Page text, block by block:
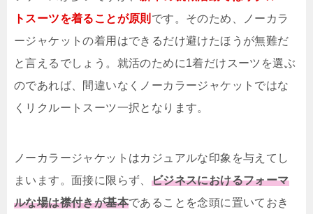
トスーツを着ることが原則 です。そのため、ノーカラ
ージャケットの着用はできるだけ避けたほうが無難だ
と言えるでしょう。就活のために1着だけスーツを選ぶ
のであれば、間違いなくノーカラージャケットではな
くリクルートスーツ一択となります。
ノーカラージャケットはカジュアルな印象を与えてし
まいます。面接に限らず、 ビジネスにおけるフォーマ
ルな場は襟付きが基本であることを念頭に置いておき